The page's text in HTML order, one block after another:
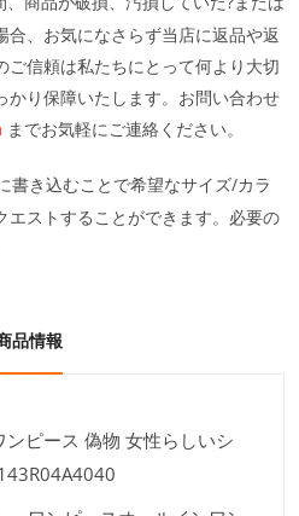
、お気になさらず当店に返品や返
信頼は私たちにとって何より大切
かり保障いたします。お問い合わせ
までお気軽にご連絡ください。
書き込むことで希望なサイズ/カラ
エストすることができます。必要の
品情報
ピース 偽物 女性らしいシ